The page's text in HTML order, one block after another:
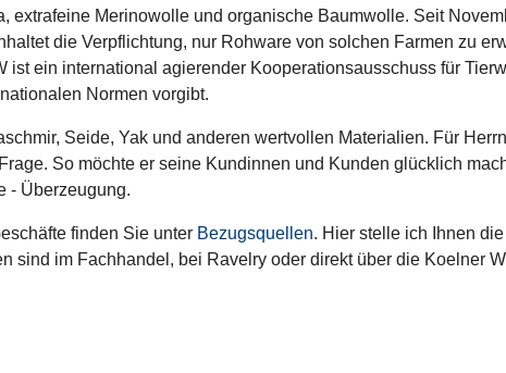
extrafeine Merinowolle und organische Baumwolle. Seit
die Verpflichtung, nur Rohware von solchen Farmen zu
ein international agierender Kooperationsausschuss für
Normen vorgibt.
Seide, Yak und anderen wertvollen Materialien. Für
So möchte er seine Kundinnen und Kunden glücklich
- Überzeugung.
finden Sie unter Bezugsquellen. Hier stelle ich Ihnen
sind im Fachhandel, bei Ravelry oder direkt über die Koelner